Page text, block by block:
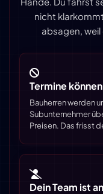
nicht
absagen,
Termine
Bauherren werden
Subunternehmer
Preisen. Das frisst
Dein Team ist